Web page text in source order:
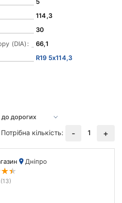
114,3
30
(DIA):
66,1
R19 5x114,3
Потрібна кількість:
- 1 +
Дніпро
(13)